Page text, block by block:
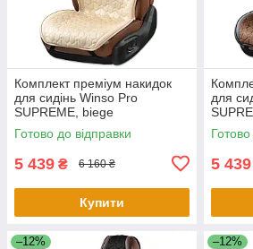
Комплект преміум накидок
для сидінь Winso Pro
SUPREME, biege
Готово до відправки
5 439 ₴ 6 160 ₴
Купити
для
5 439
–12% –12%